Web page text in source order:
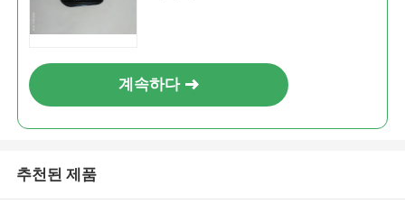
계속하다
추천된 제품